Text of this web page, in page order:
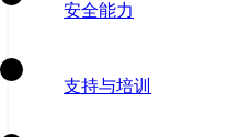
安全能力
支持与培训